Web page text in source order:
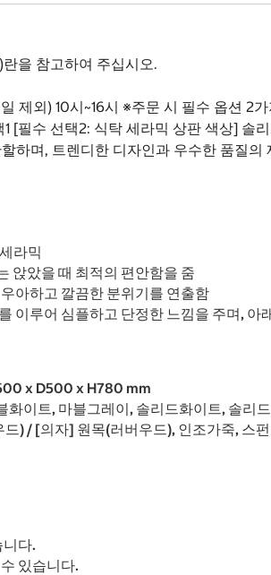
을 참고하여 주십시오.
제외) 10시~16시 ※주문 시 필수 옵션 2
[필수 선택2: 식탁 세라믹 상판 색상] 솔
하며, 트렌디한 디자인과 우수한 품질
라믹
앉았을 때 최적의 편안함을 줌
아하고 깔끔한 분위기를 연출함
이루어 심플하고 단정한 느낌을 주며,
x D500 x H780 mm
이트, 마블그레이, 솔리드화이트, 솔리
) / [의자] 원목(러버우드), 인조가죽, 스
다.
있습니다.